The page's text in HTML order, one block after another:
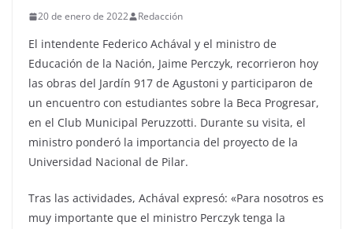
20 de enero de 2022 Redacción
El intendente Federico Achával y el ministro de
Educación de la Nación, Jaime Perczyk, recorrieron hoy
las obras del Jardín 917 de Agustoni y participaron de
un encuentro con estudiantes sobre la Beca Progresar,
en el Club Municipal Peruzzotti. Durante su visita, el
ministro ponderó la importancia del proyecto de la
Universidad Nacional de Pilar.
Tras las actividades, Achával expresó: «Para nosotros es
muy importante que el ministro Perczyk tenga la